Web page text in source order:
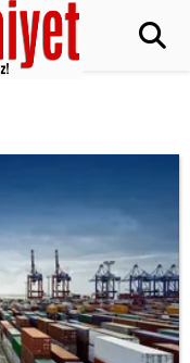
kaldırımlar işgalden
12 gözaltı!
yoncaları Doğal Yaşam